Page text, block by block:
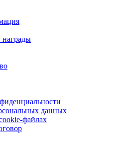
данных
файлах